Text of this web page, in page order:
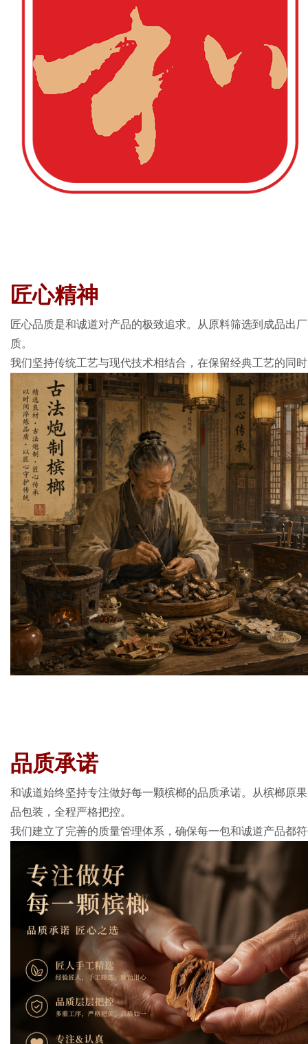
匠心精神
匠心品质是和诚道对产品的极致追求。从原料筛选到成品出
质。
我们坚持传统工艺与现代技术相结合，在保留经典工艺的同
品质承诺
和诚道始终坚持专注做好每一颗槟榔的品质承诺。从槟榔原
品包装，全程严格把控。
我们建立了完善的质量管理体系，确保每一包和诚道产品都